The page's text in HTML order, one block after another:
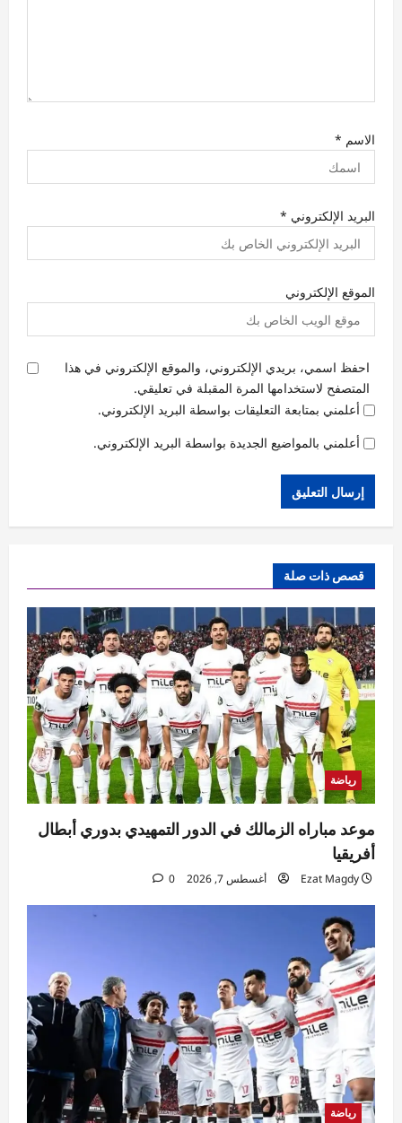
الاسم *
البريد الإلكتروني *
الموقع الإلكتروني
احفظ اسمي، بريدي الإلكتروني، والموقع الإلكتروني في هذا
المتصفح لاستخدامها المرة المقبلة في تعليقي.
أعلمني بمتابعة التعليقات بواسطة البريد الإلكتروني.
أعلمني بالمواضيع الجديدة بواسطة البريد الإلكتروني.
قصص ذات صلة
رياضة
موعد مباراه الزمالك في الدور التمهيدي بدوري أبطال
أفريقيا
Ezat Magdy أغسطس 7, 2026 0
رياضة